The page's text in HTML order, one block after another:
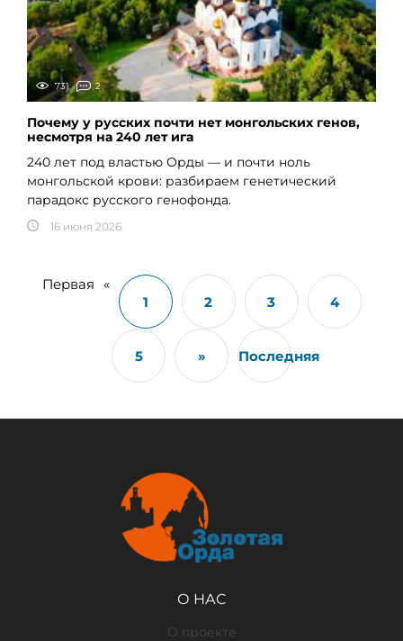
731 2
Почему у русских почти нет монгольских генов,
несмотря на 240 лет ига
240 лет под властью Орды — и почти ноль
монгольской крови: разбираем генетический
парадокс русского генофонда.
16 июня 2026
Первая
«
1
2 3 4
5 » Последняя
О НАС
О проекте